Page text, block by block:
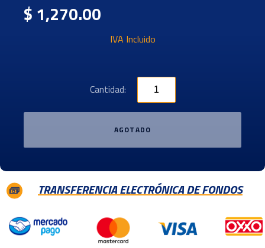
$ 1,270.00
IVA Incluido
Cantidad:
AGOTADO
TRANSFERENCIA ELECTRÓNICA DE FONDOS